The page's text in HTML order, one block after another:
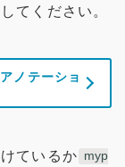
てください。
ノテーショ
ているか myp